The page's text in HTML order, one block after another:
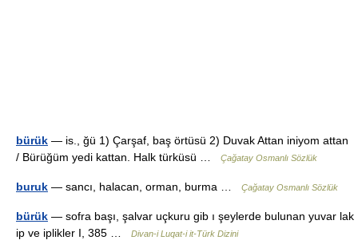
bürük — is., ğü 1) Çarşaf, baş örtüsü 2) Duvak Attan iniyom attan
/ Bürüğüm yedi kattan. Halk türküsü …
Çağatay Osmanlı Sözlük
buruk — sancı, halacan, orman, burma … Çağatay Osmanlı Sözlük
bürük — sofra başı, şalvar uçkuru gib ı şeylerde bulunan yuvar lak
ip ve iplikler I, 385 …
Divan-i Luqat-i it-Türk Dizini